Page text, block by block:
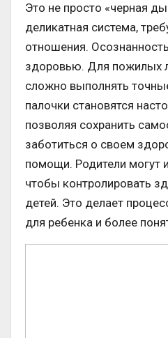
Это не просто «черная
деликатная система,
отношения.
здоровью. Для пожилых
сложно выполнять
палочки становятся
позволяя сохранить
заботиться о своем
помощи. Родители могут
чтобы контролировать
детей. Это делает
для ребенка и более